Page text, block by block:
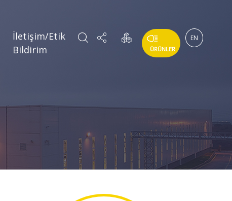
İletişim/Etik
Bildirim
ÜRÜNLER
EN